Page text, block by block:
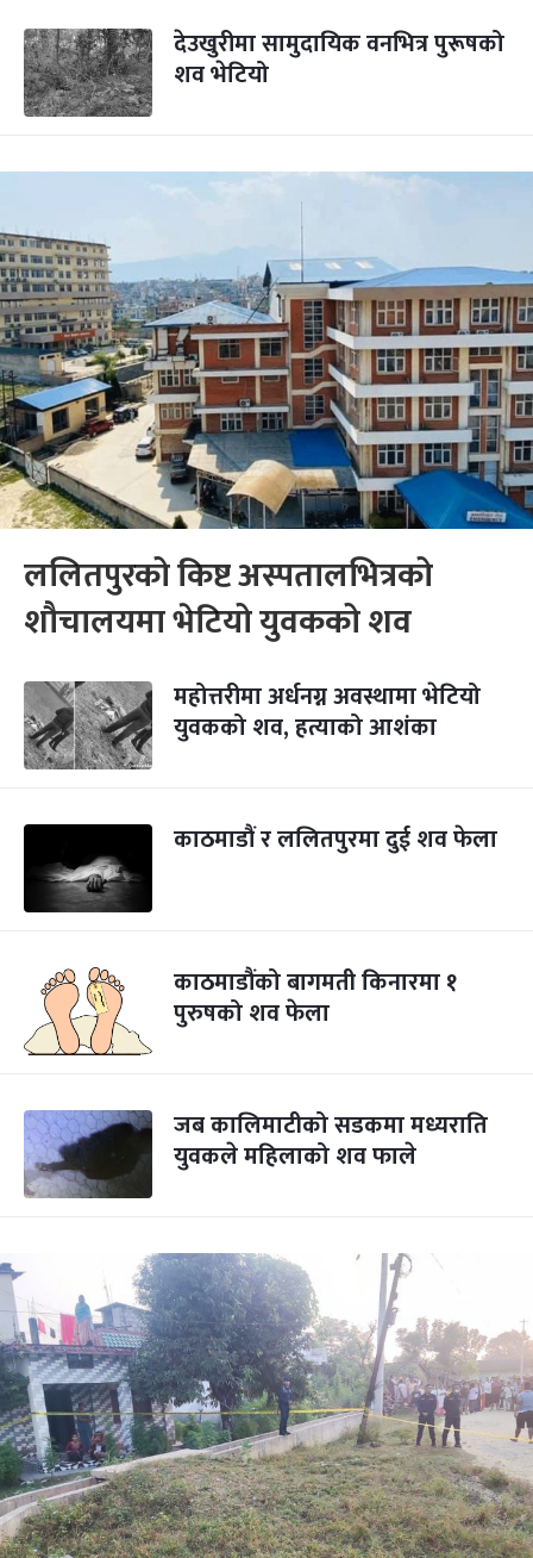
देउखुरीमा सामुदायिक वनभित्र पुरूषको
शव भेटियो
ललितपुरको किष्ट अस्पतालभित्रको
शौचालयमा भेटियो युवकको शव
महोत्तरीमा अर्धनग्न अवस्थामा भेटियो
युवकको शव, हत्याको आशंका
काठमाडौं र ललितपुरमा दुई शव फेला
काठमाडौंको बागमती किनारमा १
पुरुषको शव फेला
जब कालिमाटीको सडकमा मध्यराति
युवकले महिलाको शव फाले